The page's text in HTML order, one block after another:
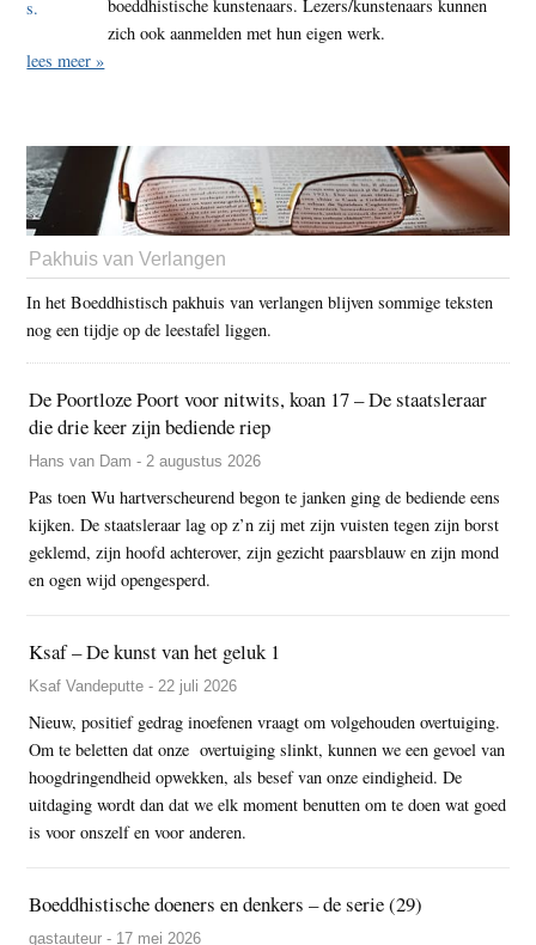
boeddhistische kunstenaars. Lezers/kunstenaars kunnen
zich ook aanmelden met hun eigen werk.
lees meer »
Pakhuis van Verlangen
In het Boeddhistisch pakhuis van verlangen blijven sommige teksten
nog een tijdje op de leestafel liggen.
De Poortloze Poort voor nitwits, koan 17 – De staatsleraar
die drie keer zijn bediende riep
Hans van Dam - 2 augustus 2026
Pas toen Wu hartverscheurend begon te janken ging de bediende eens
kijken. De staatsleraar lag op z’n zij met zijn vuisten tegen zijn borst
geklemd, zijn hoofd achterover, zijn gezicht paarsblauw en zijn mond
en ogen wijd opengesperd.
Ksaf – De kunst van het geluk 1
Ksaf Vandeputte - 22 juli 2026
Nieuw, positief gedrag inoefenen vraagt om volgehouden overtuiging.
Om te beletten dat onze overtuiging slinkt, kunnen we een gevoel van
hoogdringendheid opwekken, als besef van onze eindigheid. De
uitdaging wordt dan dat we elk moment benutten om te doen wat goed
is voor onszelf en voor anderen.
Boeddhistische doeners en denkers – de serie (29)
gastauteur - 17 mei 2026